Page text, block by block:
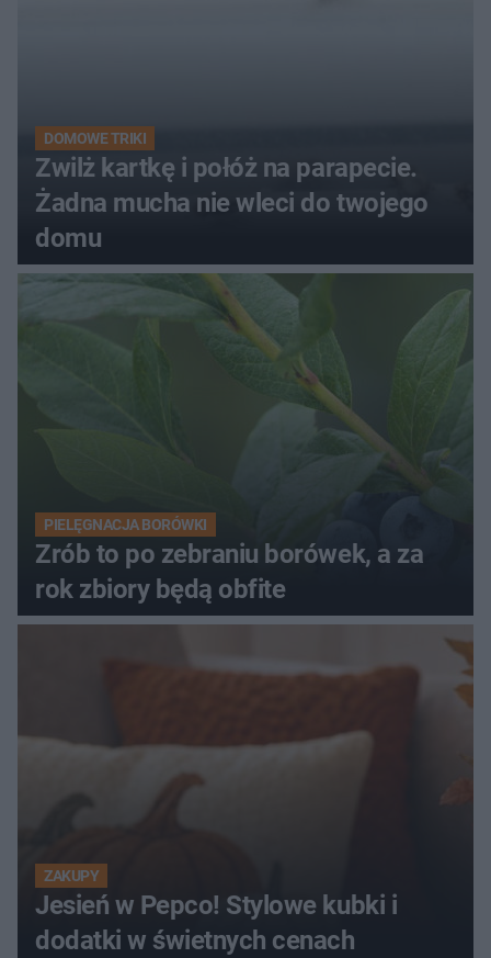
DOMOWE TRIKI
Zwilż kartkę i połóż na parapecie.
Żadna mucha nie wleci do twojego
domu
PIELĘGNACJA BORÓWKI
Zrób to po zebraniu borówek, a za
rok zbiory będą obfite
ZAKUPY
Jesień w Pepco! Stylowe kubki i
dodatki w świetnych cenach